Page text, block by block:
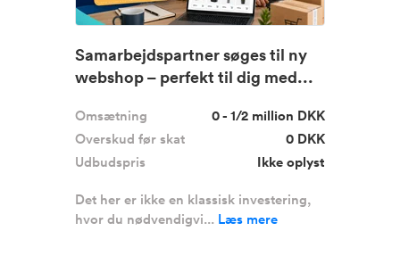
Samarbejdspartner søges til ny
webshop – perfekt til dig med...
Omsætning
0 - 1/2 million DKK
Overskud før skat
0 DKK
Udbudspris
Ikke oplyst
Det her er ikke en klassisk investering,
hvor du nødvendigvi... Læs mere